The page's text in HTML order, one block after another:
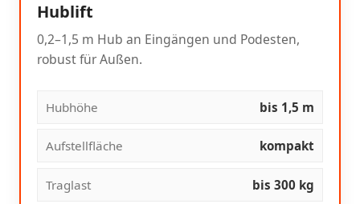
Hublift
0,2–1,5 m Hub an Eingängen und Podesten,
robust für Außen.
Hubhöhe bis 1,5 m
Aufstellfläche kompakt
Traglast bis 300 kg